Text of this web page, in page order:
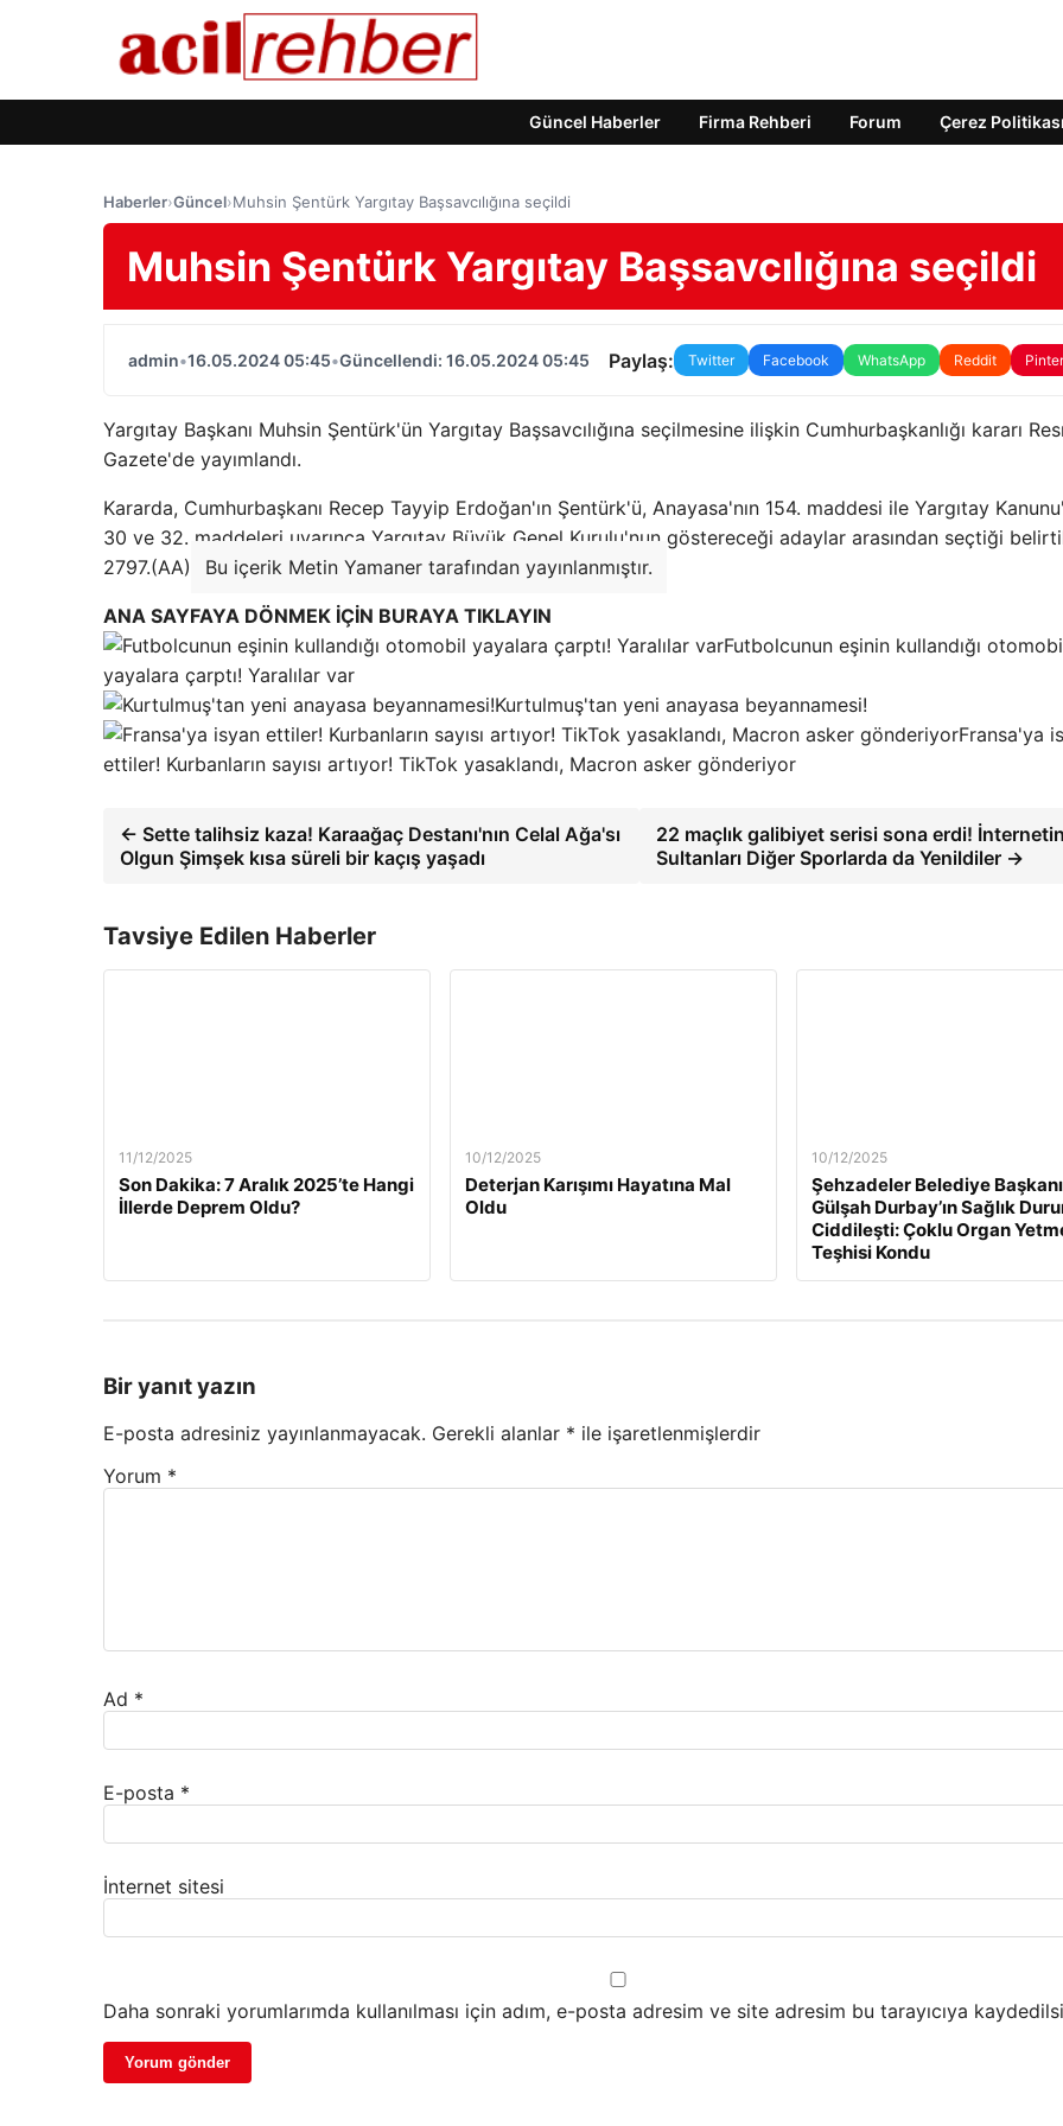
Güncel Haberler Firma Rehberi Forum Çerez Politikası
Haberler›Güncel›Muhsin Şentürk Yargıtay Başsavcılığına seçildi
Muhsin Şentürk Yargıtay Başsavcılığına seçildi
admin•16.05.2024 05:45•Güncellendi: 16.05.2024 05:45 Paylaş: Twitter Facebook WhatsApp Reddit
Yargıtay Başkanı Muhsin Şentürk'ün Yargıtay Başsavcılığına seçilmesine ilişkin Cumhurbaşkanlığı kararı
Gazete'de yayımlandı.
Kararda, Cumhurbaşkanı Recep Tayyip Erdoğan'ın Şentürk'ü, Anayasa'nın 154. maddesi ile Yargıtay
30 ve 32. maddeleri uyarınca Yargıtay Büyük Genel Kurulu'nun göstereceği adaylar arasından seçtiği
2797.(AA)
Bu içerik Metin Yamaner tarafından yayınlanmıştır.
ANA SAYFAYA DÖNMEK İÇİN BURAYA TIKLAYIN
Futbolcunun eşinin kullandığı
yayalara çarptı! Yaralılar var
Kurtulmuş'tan yeni anayasa beyannamesi!
Fransa'ya
ettiler! Kurbanların sayısı artıyor! TikTok yasaklandı, Macron asker gönderiyor
← Sette talihsiz kaza! Karaağaç Destanı'nın Celal Ağa'sı
Olgun Şimşek kısa süreli bir kaçış yaşadı
22 maçlık galibiyet serisi sona erdi! İnternetin
Sultanları Diğer Sporlarda da Yenildiler →
Tavsiye Edilen Haberler
11/12/2025
Son Dakika: 7 Aralık 2025’te Hangi
İllerde Deprem Oldu?
10/12/2025
Deterjan Karışımı Hayatına Mal
Oldu
10/12/2025
Şehzadeler Belediye Başkanı
Gülşah Durbay’ın Sağlık
Ciddileşti: Çoklu Organ
Teşhisi Kondu
Bir yanıt yazın
E-posta adresiniz yayınlanmayacak. Gerekli alanlar * ile işaretlenmişlerdir
Yorum *
Ad *
E-posta *
İnternet sitesi
Daha sonraki yorumlarımda kullanılması için adım, e-posta adresim ve site adresim bu tarayıcıya